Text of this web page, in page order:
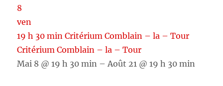
8
ven
19 h 30 minCritérium Comblain – la – Tour
Critérium Comblain – la – Tour
Mai 8 @ 19 h 30 min – Août 21 @ 19 h 30 min